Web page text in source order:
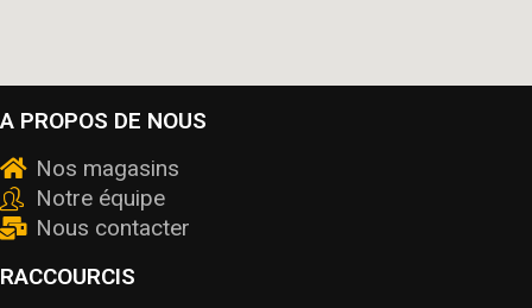
A PROPOS DE NOUS
Nos magasins
Notre équipe
Nous contacter
RACCOURCIS